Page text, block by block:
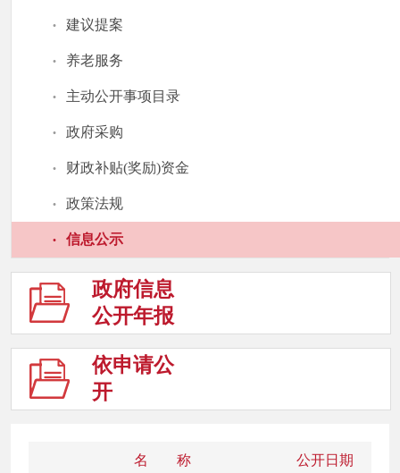
· 建议提案
· 养老服务
· 主动公开事项目录
· 政府采购
· 财政补贴(奖励)资金
· 政策法规
· 信息公示
政府信息
公开年报
依申请公
开
名 称 公开日期